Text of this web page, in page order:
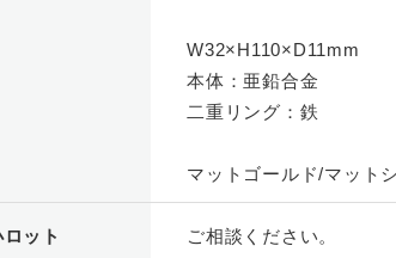
W32×H110×D11mm
本体：亜鉛合金
二重リング：鉄
マットゴールド/マット
ット ご相談ください。